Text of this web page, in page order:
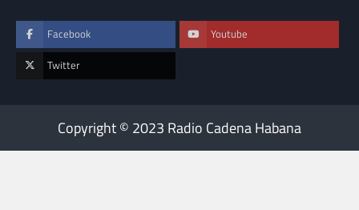
Facebook Youtube
Twitter